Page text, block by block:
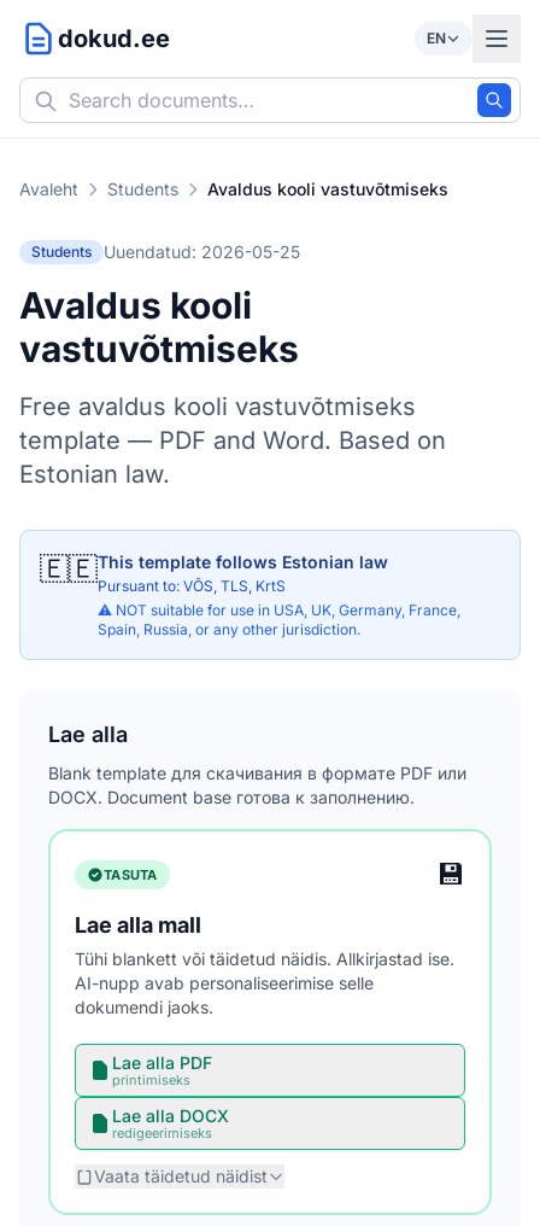
dokud.ee EN
Avaleht Students Avaldus kooli vastuvõtmiseks
Students Uuendatud: 2026-05-25
Avaldus kooli
vastuvõtmiseks
Free avaldus kooli vastuvõtmiseks
template — PDF and Word. Based on
Estonian law.
🇪🇪This template follows Estonian law
Pursuant to: VÕS, TLS, KrtS
⚠️ NOT suitable for use in USA, UK, Germany, France,
Spain, Russia, or any other jurisdiction.
Lae alla
Blank template для скачивания в формате PDF или
DOCX. Document base готова к заполнению.
TASUTA 💾
Lae alla mall
Tühi blankett või täidetud näidis. Allkirjastad ise.
AI-nupp avab personaliseerimise selle
dokumendi jaoks.
Lae alla PDF
printimiseks
Lae alla DOCX
redigeerimiseks
Vaata täidetud näidist